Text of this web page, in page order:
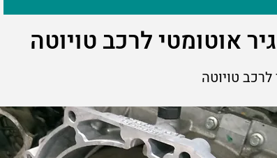
אוטומטי לרכב טויוטה
לרכב טויוטה